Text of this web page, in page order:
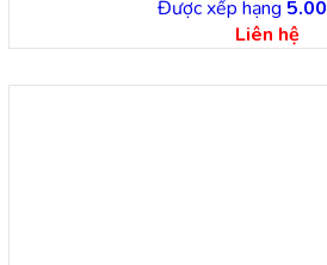
Được xếp hạng 5.00
Liên hệ